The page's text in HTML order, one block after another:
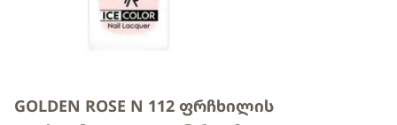
GOLDEN ROSE N 112 ფრჩხილის